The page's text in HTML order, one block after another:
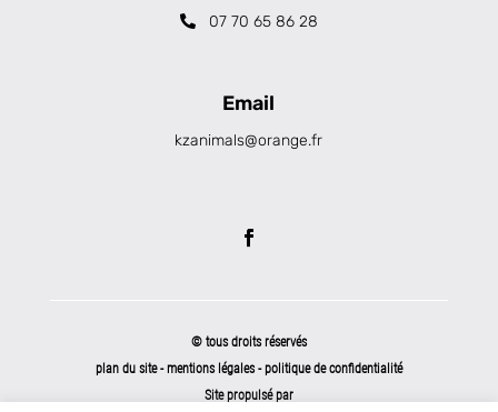
07 70 65 86 28
Email
kzanimals@orange.fr
© tous droits réservés
plan du site-mentions légales -politique de confidentialité
Site propulsé par